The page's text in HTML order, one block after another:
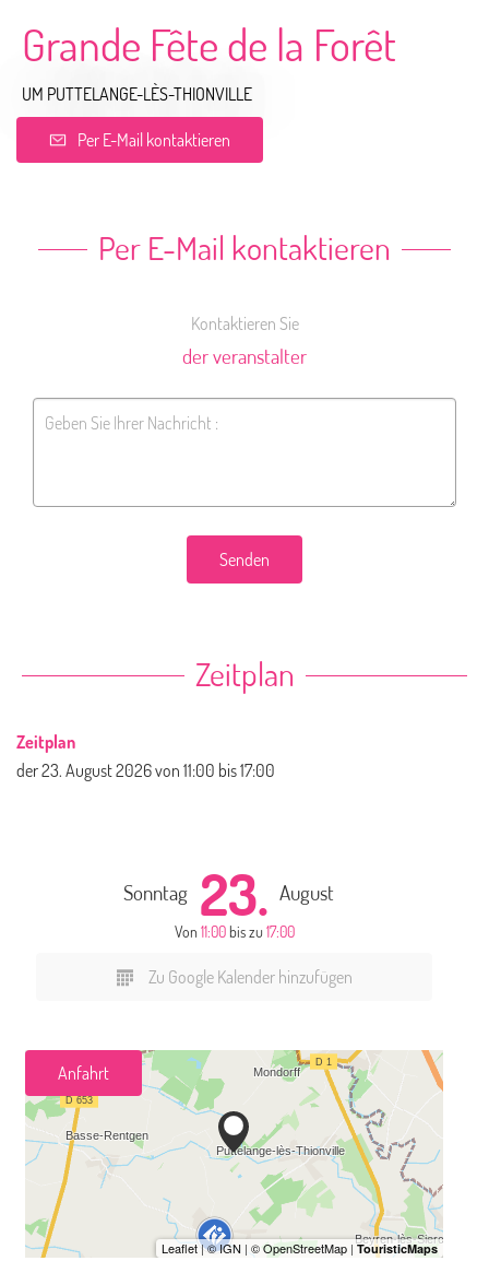
Grande Fête de la Forêt
UM PUTTELANGE-LÈS-THIONVILLE
Per E-Mail kontaktieren
Per E-Mail kontaktieren
Kontaktieren Sie
der veranstalter
Senden
Zeitplan
Zeitplan
der23. August 2026von 11:00 bis 17:00
Sonntag 23. August
Von 11:00bis zu17:00
Zu Google Kalender hinzufügen
Anfahrt